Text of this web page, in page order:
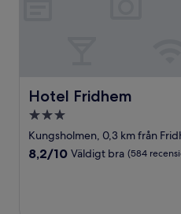
Hotel Fridhem
Hotel Fridhem
3.0-
stjärnigt
boende
Kungsholmen, 0,3 km från
8.2
8,2/10 Väldigt bra (584